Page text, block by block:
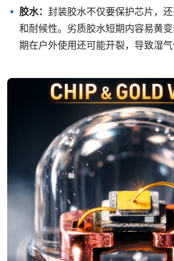
胶水： 封装胶水不仅要保护芯片，
和耐候性。劣质胶水短期内容易黄
期在户外使用还可能开裂，导致湿气